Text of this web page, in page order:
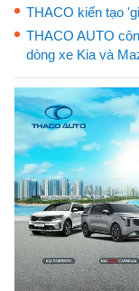
THACO kiến tạo
THACO AUTO
dòng xe Kia và